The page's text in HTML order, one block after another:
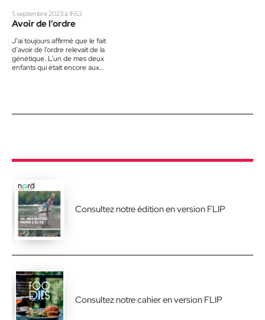
5 septembre 2023 à 1h53
Avoir de l’ordre
J’ai toujours affirmé que le fait
d’avoir de l’ordre relevait de la
génétique. L’un de mes deux
enfants qui était encore aux
Consultez notre édition en version FLIP
Consultez notre cahier en version FLIP